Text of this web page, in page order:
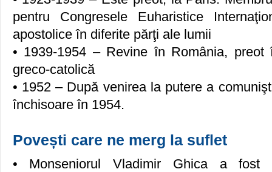
pentru Congresele Euharistice
apostolice în diferite părţi ale lumii
• 1939-1954 – Revine în România,
greco-catolică
• 1952 – După venirea la putere a
închisoare în 1954.
Povești care ne merg la suflet
• Monseniorul Vladimir Ghica a fost